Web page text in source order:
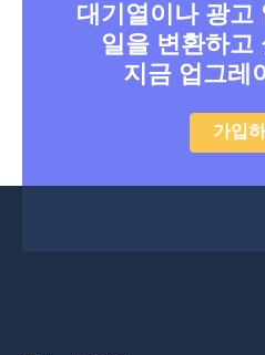
대기열이나 광고
일을 변환하고
지금 업그레
가입